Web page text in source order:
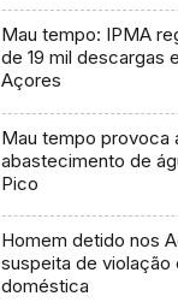
Mau tempo: IPMA
de 19 mil descargas
Açores
Mau tempo provoca
abastecimento de
Pico
Homem detido nos
suspeita de violação
doméstica